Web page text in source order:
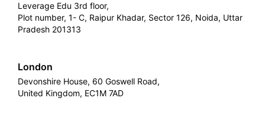
Leverage Edu 3rd floor,
Plot number, 1- C, Raipur Khadar, Sector 126, Noida, Uttar
Pradesh 201313
London
Devonshire House, 60 Goswell Road,
United Kingdom, EC1M 7AD